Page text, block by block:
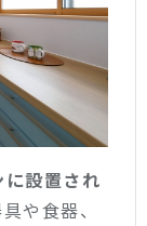
設置され
や食器、